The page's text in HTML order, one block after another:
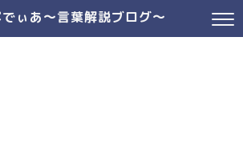
ぃあ～言葉解説ブログ～